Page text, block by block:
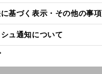
基づく表示・その他の事項
ュ通知について